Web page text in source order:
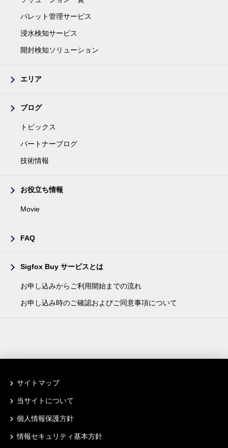
パレット管理サービス
浸水検知サービス
開封検知ソリューション
エリア
ブログ
トピックス
パートナーブログ
技術情報
お役立ち情報
Movie
FAQ
Sigfox Buy サービスとは
お申し込みからご利用開始までの流れ
お申し込み時のご確認およびご同意事項について
サイトマップ
当サイトについて
個人情報保護方針
情報セキュリティ基本方針